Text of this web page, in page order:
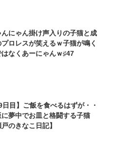
んにゃん掛け声入りの子猫と成
ロレスが笑えるｗ子猫が鳴く
はなくあーにゃんｗ♯47
日目】ご飯を食べるはずが・・
に夢中でお皿と格闘する子猫
戸のきなこ日記】